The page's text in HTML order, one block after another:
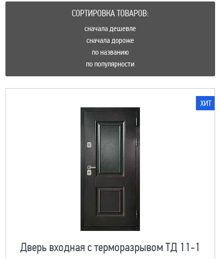
СОРТИРОВКА ТОВАРОВ:
сначала дешевле
сначала дороже
по названию
по популярности
ХИТ
Дверь входная с терморазрывом ТД 11-1